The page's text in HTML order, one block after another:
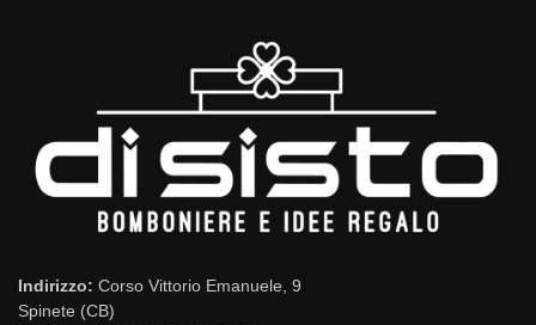
Indirizzo: Corso Vittorio Emanuele, 9
Spinete (CB)